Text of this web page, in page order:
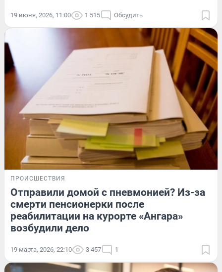
19 июня, 2026, 11:00 1 515 Обсудить
ПРОИСШЕСТВИЯ
Отправили домой с пневмонией? Из-за
смерти пенсионерки после
реабилитации на курорте «Ангара»
возбудили дело
19 марта, 2026, 22:10 3 457 1